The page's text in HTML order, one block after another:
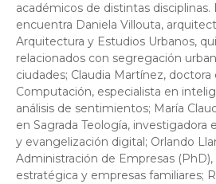
académicos de distintas disciplinas.
encuentra Daniela Villouta,
Arquitectura y Estudios Urbanos,
relacionados con segregación
ciudades; Claudia Martínez, doctora
Computación, especialista en
análisis de sentimientos; María
en Sagrada Teología,
y evangelización digital; Orlando
Administración de Empresas
estratégica y empresas familiares;